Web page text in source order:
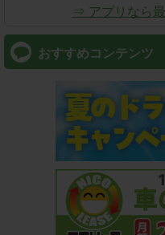
⇒ アプリなら
おすすめコンテンツ